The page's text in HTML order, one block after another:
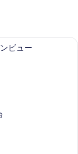
ーム 1 ベッドルーム ガ
ビュー